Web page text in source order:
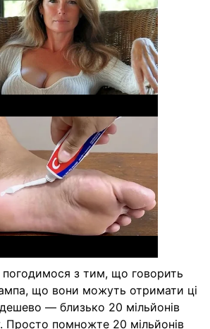
з тим, що говорить
що вони можуть отримати ці
— близько 20 мільйонів
Просто помножте 20 мільйонів